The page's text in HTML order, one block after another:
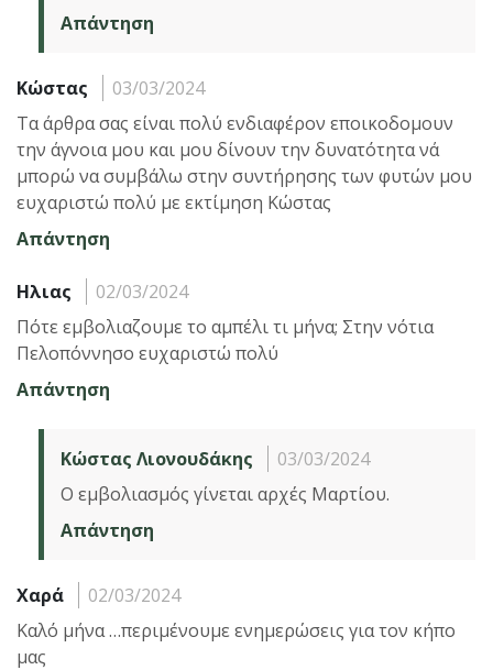
Απάντηση
Κώστας
03/03/2024
Τα άρθρα σας είναι πολύ ενδιαφέρον εποικοδομουν
την άγνοια μου και μου δίνουν την δυνατότητα νά
μπορώ να συμβάλω στην συντήρησης των φυτών μου
ευχαριστώ πολύ με εκτίμηση Κώστας
Απάντηση
Ηλιας
02/03/2024
Πότε εμβολιαζουμε το αμπέλι τι μήνα; Στην νότια
Πελοπόννησο ευχαριστώ πολύ
Απάντηση
Κώστας Λιονουδάκης
03/03/2024
Ο εμβολιασμός γίνεται αρχές Μαρτίου.
Απάντηση
Χαρά
02/03/2024
Καλό μήνα …περιμένουμε ενημερώσεις για τον κήπο
μας